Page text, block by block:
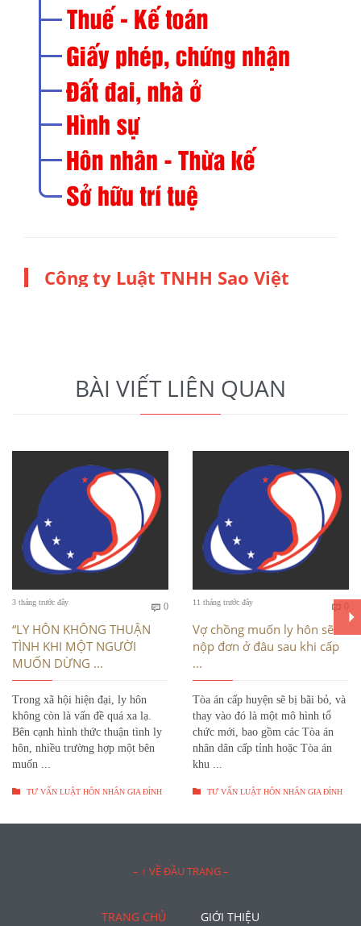
Công ty Luật TNHH Sao Việt
BÀI VIẾT LIÊN QUAN
3 tháng trước đây
 0Bình
“LY HÔN KHÔNG THUẬN
TÌNH KHI MỘT NGƯỜI
MUỐN DỪNG ...
Trong xã hội hiện đại, ly hôn
không còn là vấn đề quá xa lạ.
Bên cạnh hình thức thuận tình ly
hôn, nhiều trường hợp một bên
muốn ...
 TƯ VẤN LUẬT HÔN NHÂN GIA ĐÌNH
11 tháng trước đây

Vợ chồng muốn ly hôn sẽ
nộp đơn ở đâu sau khi cấp
...
Tòa án cấp huyện sẽ bị bãi bỏ, và
thay vào đó là một mô hình tổ
chức mới, bao gồm các Tòa án
nhân dân cấp tỉnh hoặc Tòa án
khu ...
 TƯ VẤN LUẬT HÔN NHÂN GIA ĐÌNH
– ↑ VỀ ĐẦU TRANG –
TRANG CHỦ
GIỚI THIỆU